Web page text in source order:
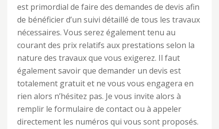
est primordial de faire des demandes de devis afin
de bénéficier d’un suivi détaillé de tous les travaux
nécessaires. Vous serez également tenu au
courant des prix relatifs aux prestations selon la
nature des travaux que vous exigerez. Il faut
également savoir que demander un devis est
totalement gratuit et ne vous vous engagera en
rien alors n’hésitez pas. Je vous invite alors à
remplir le formulaire de contact ou à appeler
directement les numéros qui vous sont proposés.